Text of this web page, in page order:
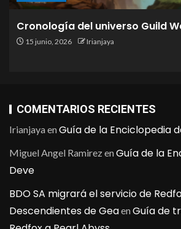
Cronología del universo Guild
15 junio, 2026 Irianjaya
COMENTARIOS RECIENTES
IrianjayaenGuía de la Enciclopedia
Miguel Angel RamirezenGuía de la
Deve
BDO SA migrará el servicio de
Descendientes de GeaenGuía de